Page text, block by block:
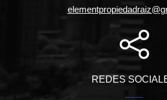
REDES